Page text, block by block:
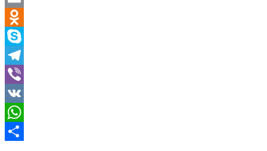
Email
Odnoklassniki
Skype
Telegram
Viber
VK
WhatsApp